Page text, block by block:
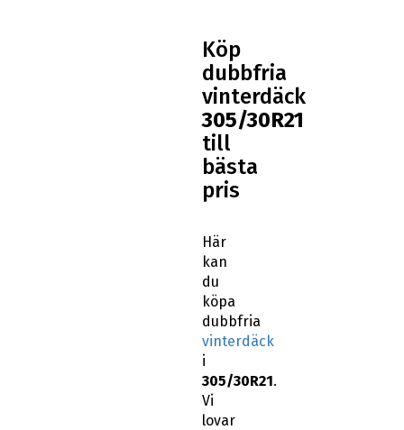
Köp
dubbfria
vinterdäck
305/30R21
till
bästa
pris
Här
kan
du
köpa
dubbfria
vinterdäck
i
305/30R21.
Vi
lovar